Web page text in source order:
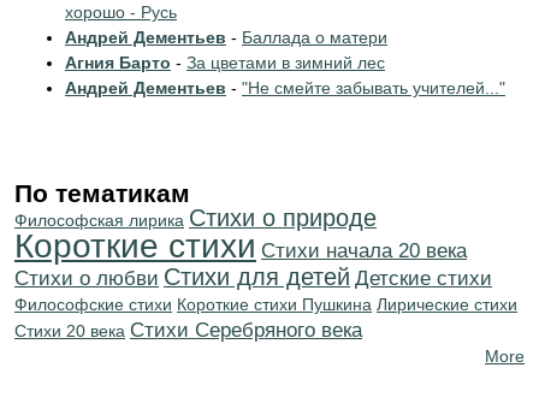
хорошо - Русь
Андрей Дементьев - Баллада о матери
Агния Барто - За цветами в зимний лес
Андрей Дементьев - "Не смейте забывать учителей..."
По тематикам
Философская лирика Стихи о природе
Короткие стихи Cтихи начала 20 века
Стихи о любви Стихи для детей Детские стихи
Философские стихи Короткие стихи Пушкина Лирические стихи
Стихи 20 века Cтихи Серебряного века
More